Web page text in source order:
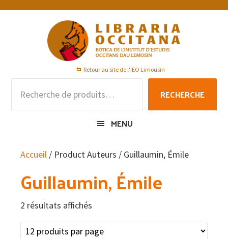
Passer
Passer
Passer
Retour au site de l'IEO Limousin
pour :
RECHERCHE
MENU
Accueil / Product Auteurs / Guillaumin, Émile
Guillaumin, Émile
2 résultats affichés